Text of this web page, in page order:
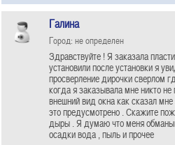
Галина
Город: не определен
Здравствуйте ! Я заказала
установили после установки я
просверление дирочки сверлом
когда я заказывала мне никто не
внешний вид окна как сказал мне
это предусмотрено . Скажите
дыры . Я думаю что меня
осадки вода , пыль и прочее